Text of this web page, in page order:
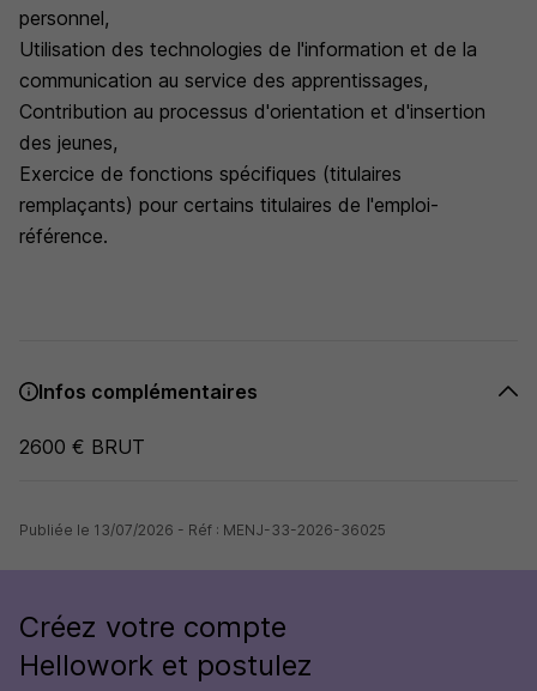
personnel,
Utilisation des technologies de l'information et de la
communication au service des apprentissages,
Contribution au processus d'orientation et d'insertion
des jeunes,
Exercice de fonctions spécifiques (titulaires
remplaçants) pour certains titulaires de l'emploi-
référence.
Infos complémentaires
2600 € BRUT
Publiée le 13/07/2026 - Réf : MENJ-33-2026-36025
Créez votre compte
Hellowork et postulez